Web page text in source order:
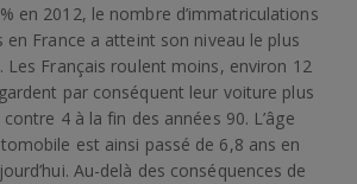
en 2012, le nombre d’immatriculations
en France a atteint son niveau le plus
Les Français roulent moins, environ 12
par conséquent leur voiture plus
4 à la fin des années 90. L’âge
est ainsi passé de 6,8 ans en
Au-delà des conséquences de